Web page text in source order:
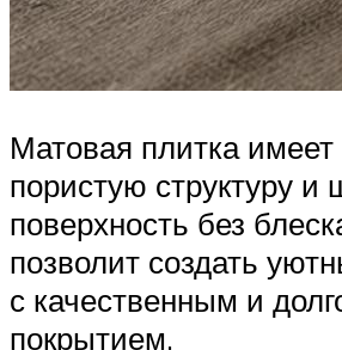
Матовая плитка
пористую структуру и
поверхность без
позволит создать
с качественным и
покрытием.